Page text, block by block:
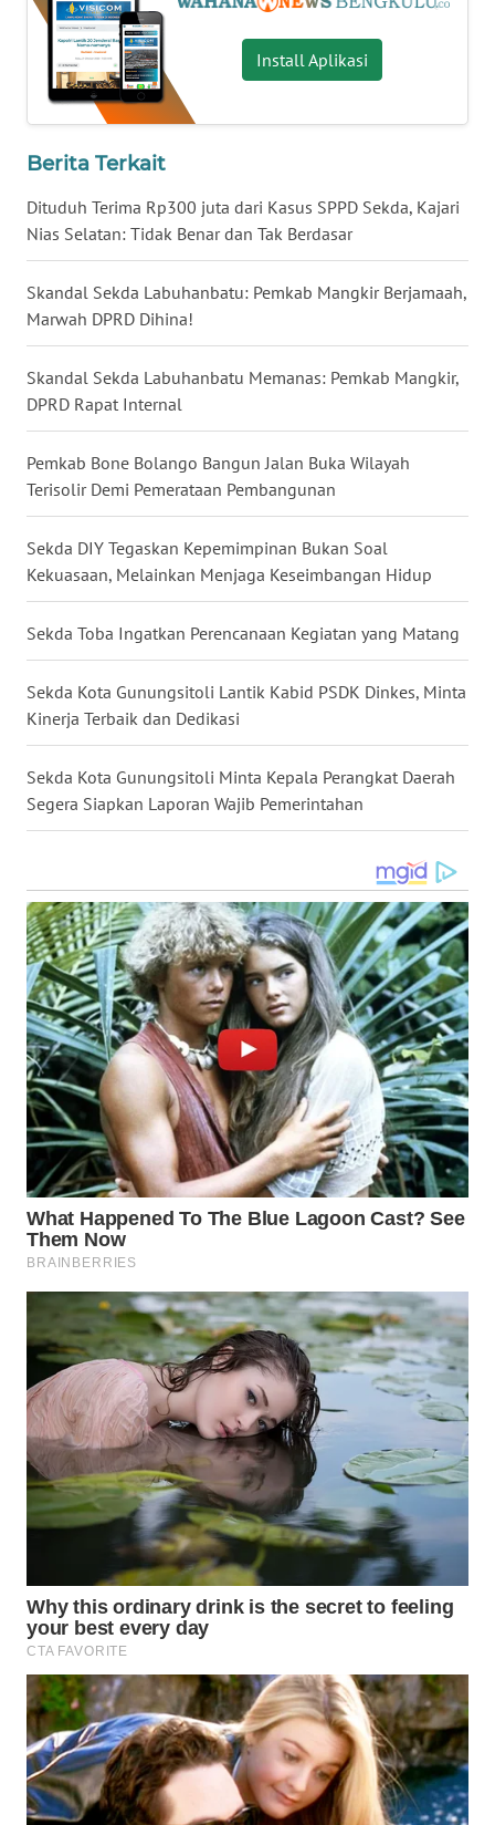
Install Aplikasi
Berita Terkait
Dituduh Terima Rp300 juta dari Kasus SPPD Sekda, Kajari
Nias Selatan: Tidak Benar dan Tak Berdasar
Skandal Sekda Labuhanbatu: Pemkab Mangkir Berjamaah,
Marwah DPRD Dihina!
Skandal Sekda Labuhanbatu Memanas: Pemkab Mangkir,
DPRD Rapat Internal
Pemkab Bone Bolango Bangun Jalan Buka Wilayah
Terisolir Demi Pemerataan Pembangunan
Sekda DIY Tegaskan Kepemimpinan Bukan Soal
Kekuasaan, Melainkan Menjaga Keseimbangan Hidup
Sekda Toba Ingatkan Perencanaan Kegiatan yang Matang
Sekda Kota Gunungsitoli Lantik Kabid PSDK Dinkes, Minta
Kinerja Terbaik dan Dedikasi
Sekda Kota Gunungsitoli Minta Kepala Perangkat Daerah
Segera Siapkan Laporan Wajib Pemerintahan
WN
NUSANTARA
WN
JOGJA
WN
JATIM
WN
BALI
WN
KALBAR
WN
KALTENG
WN
KALTARA
KALSEL
WN
KALTIM
WN
SULSEL
GORONTALO
WN
SULUT
WN
MALUKU
WN
MALUT
WN
DAIRI
DANAU
TOBA
WN
NIAS
LANGKAT
SELATAN
WN
TANJUNG
LESUNG
WN
KARO